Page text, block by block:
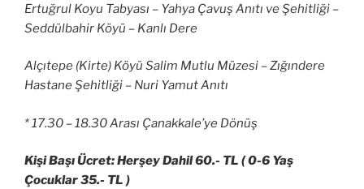
Ertuğrul Koyu Tabyası – Yahya Çavuş Anıtı ve Şehitliği –
Seddülbahir Köyü – Kanlı Dere
Alçıtepe (Kirte) Köyü Salim Mutlu Müzesi – Zığındere
Hastane Şehitliği – Nuri Yamut Anıtı
* 17.30 – 18.30 Arası Çanakkale’ye Dönüş
Kişi Başı Ücret: Herşey Dahil 60.- TL ( 0-6 Yaş
Çocuklar 35.- TL )